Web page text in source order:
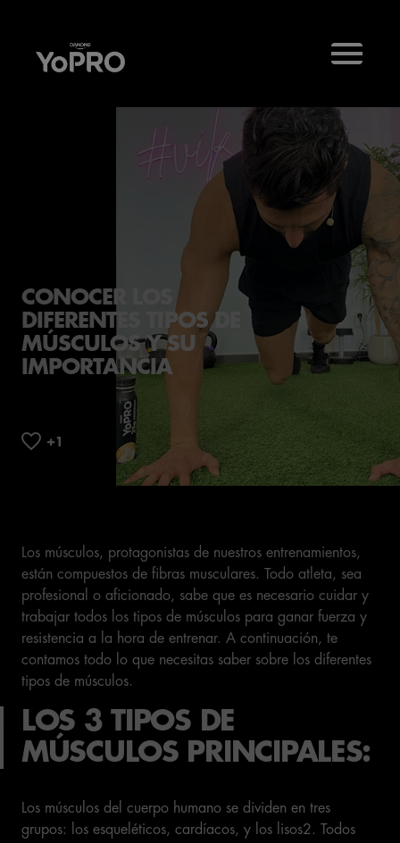
CONOCER LOS
DIFERENTES TIPOS DE
MÚSCULOS Y SU
IMPORTANCIA
Los músculos, protagonistas de nuestros entrenamientos,
están compuestos de fibras musculares. Todo atleta, sea
profesional o aficionado, sabe que es necesario cuidar y
trabajar todos los tipos de músculos para ganar fuerza y
resistencia a la hora de entrenar. A continuación, te
contamos todo lo que necesitas saber sobre los diferentes
tipos de músculos.
LOS 3 TIPOS DE
MÚSCULOS PRINCIPALES:
Los músculos del cuerpo humano se dividen en tres
grupos: los esqueléticos, cardíacos, y los lisos2. Todos